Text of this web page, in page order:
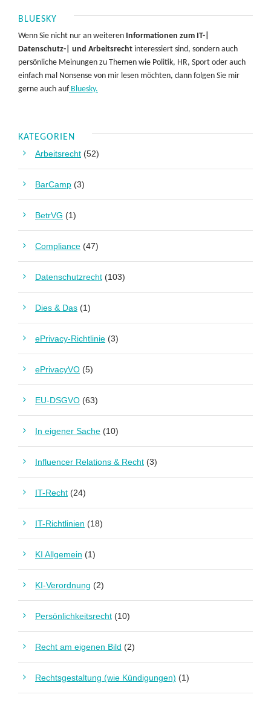
BLUESKY
Wenn Sie nicht nur an weiteren Informationen zum IT-|
Datenschutz-| und Arbeitsrecht interessiert sind, sondern auch
persönliche Meinungen zu Themen wie Politik, HR, Sport oder auch
einfach mal Nonsense von mir lesen möchten, dann folgen Sie mir
gerne auch aufBluesky.
KATEGORIEN
Arbeitsrecht (52)
BarCamp (3)
BetrVG (1)
Compliance (47)
Datenschutzrecht (103)
Dies & Das (1)
ePrivacy-Richtlinie (3)
ePrivacyVO (5)
EU-DSGVO (63)
In eigener Sache (10)
Influencer Relations & Recht (3)
IT-Recht (24)
IT-Richtlinien (18)
KI Allgemein (1)
KI-Verordnung (2)
Persönlichkeitsrecht (10)
Recht am eigenen Bild (2)
Rechtsgestaltung (wie Kündigungen) (1)